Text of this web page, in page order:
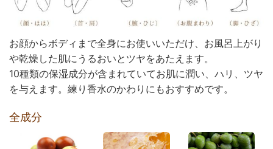
お顔からボディまで全身にお使いいただけ、お風呂上がり
や乾燥した肌にうるおいとツヤをあたえます。
10種類の保湿成分が含まれていてお肌に潤い、ハリ、ツヤ
を与えます。練り香水のかわりにもおすすめです。
全成分